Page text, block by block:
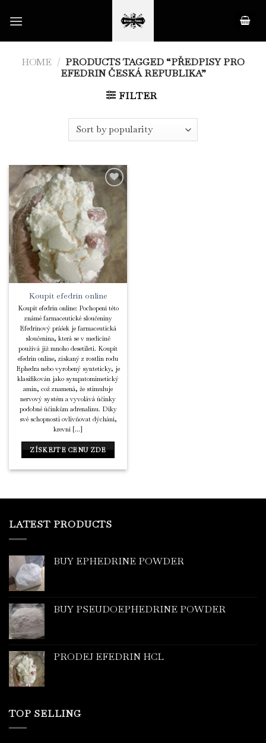
HOME / PRODUCTS TAGGED “PŘEDPISY PRO
EFEDRIN ČESKÁ REPUBLIKA”
FILTER
Add to
Wishlist
Koupit efedrin online
Koupit efedrin online: Pochopení této
známé farmaceutické sloučeniny
Efedrinový prášek je farmaceutická
sloučenina, která se v medicíně
používá již mnoho desetiletí. Koupit
efedrin online, získaný z rostlin rodu
Ephedra nebo vyrobený synteticky, je
klasifikován jako sympatomimetický
amin, což znamená, že stimuluje
nervový systém a vyvolává účinky
podobné účinkům adrenalinu. Díky
své schopnosti ovlivňovat dýchání,
krevní [...]
ZÍSKEJTE CENU ZDE
LATEST PRODUCTS
BUY EPHEDRINE POWDER
BUY PSEUDOEPHEDRINE POWDER
PRODEJ EFEDRIN HCL
TOP SELLING